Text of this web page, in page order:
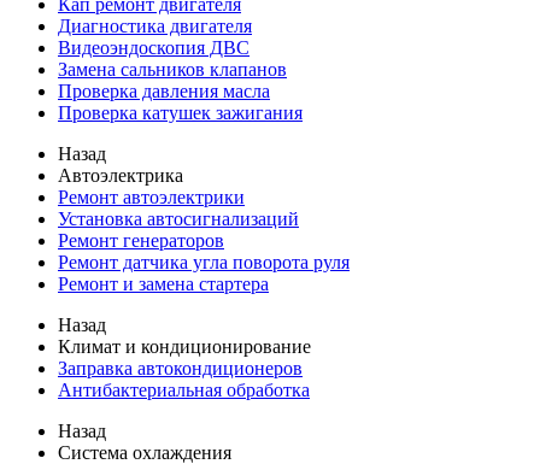
Кап ремонт двигателя
Диагностика двигателя
Видеоэндоскопия ДВС
Замена сальников клапанов
Проверка давления масла
Проверка катушек зажигания
Назад
Автоэлектрика
Ремонт автоэлектрики
Установка автосигнализаций
Ремонт генераторов
Ремонт датчика угла поворота руля
Ремонт и замена стартера
Назад
Климат и кондиционирование
Заправка автокондиционеров
Антибактериальная обработка
Назад
Система охлаждения